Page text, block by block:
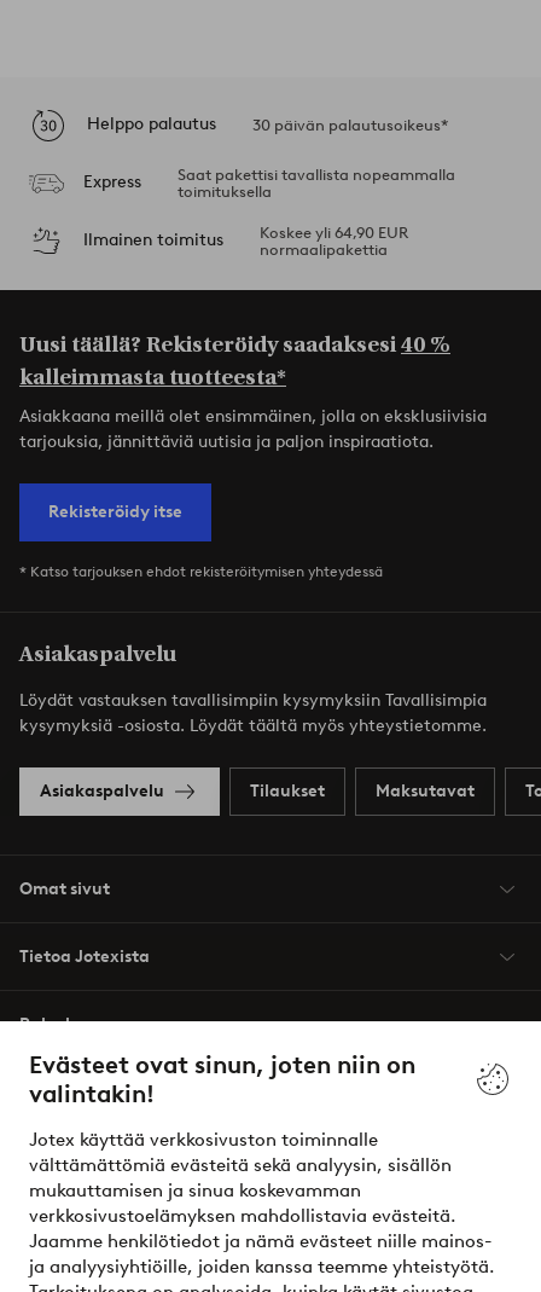
Evästeet ovat sinun, joten niin on
valintakin!
Jotex käyttää verkkosivuston toiminnalle
välttämättömiä evästeitä sekä analyysin, sisällön
mukauttamisen ja sinua koskevamman
verkkosivustoelämyksen mahdollistavia evästeitä.
Jaamme henkilötiedot ja nämä evästeet niille mainos-
ja analyysiyhtiöille, joiden kanssa teemme yhteistyötä.
Helppo palautus 30 päivän palautusoikeus*
Express
Saat pakettisi tavallista nopeammalla
toimituksella
Ilmainen toimitus
Koskee yli 64,90 EUR
normaalipakettia
Uusi täällä? Rekisteröidy saadaksesi40 %
kalleimmasta tuotteesta*
Asiakkaana meillä olet ensimmäinen, jolla on eksklusiivisia
tarjouksia, jännittäviä uutisia ja paljon inspiraatiota.
Rekisteröidy itse
* Katso tarjouksen ehdot rekisteröitymisen yhteydessä
Asiakaspalvelu
Löydät vastauksen tavallisimpiin kysymyksiin Tavallisimpia
kysymyksiä -osiosta. Löydät täältä myös yhteystietomme.
Asiakaspalvelu Tilaukset Maksutavat
Omat sivut
Tietoa Jotexista
Palvelumme
Ehdot
Ystävät
Turvalliset maksut – maksa nyt tai erissä